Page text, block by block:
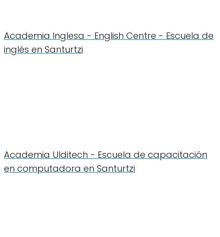
Academia Inglesa - English Centre - Escuela de
inglés en Santurtzi
Academia Ulditech - Escuela de capacitación
en computadora en Santurtzi